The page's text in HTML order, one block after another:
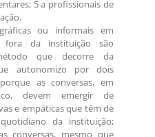
5 a profissionais de
ou informais em
fora da instituição são
que decorre da
autonomizo por dois
as conversas, em
devem emergir de
e empáticas que têm de
da instituição;
conversas, mesmo que